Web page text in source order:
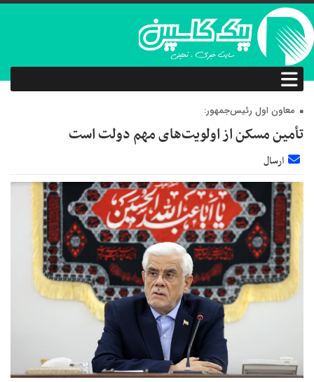
معاون اول رئیس‌جمهور:
تأمین مسکن از اولویت‌های مهم دولت است
ارسال